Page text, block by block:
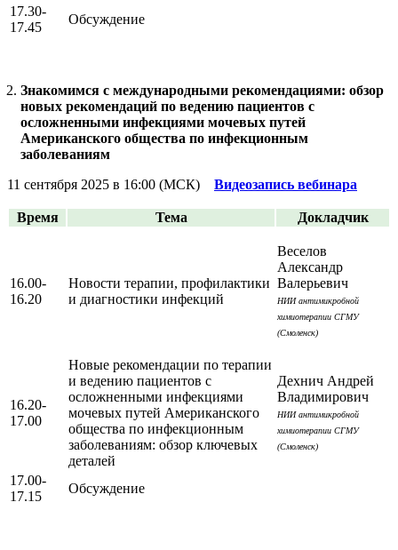
17.30-
17.45
Обсуждение
Знакомимся с международными рекомендациями: обзор
новых рекомендаций по ведению пациентов с
осложненными инфекциями мочевых путей
Американского общества по инфекционным
заболеваниям
11 сентября 2025 в 16:00 (МСК) Видеозапись вебинара
Время Тема Докладчик
16.00-
16.20
Новости терапии, профилактики
и диагностики инфекций
Веселов
Александр
Валерьевич
НИИ антимикробной
химиотерапии СГМУ
(Смоленск)
16.20-
17.00
Новые рекомендации по терапии
и ведению пациентов с
осложненными инфекциями
мочевых путей Американского
общества по инфекционным
заболеваниям: обзор ключевых
деталей
Дехнич Андрей
Владимирович
НИИ антимикробной
химиотерапии СГМУ
(Смоленск)
17.00-
17.15
Обсуждение